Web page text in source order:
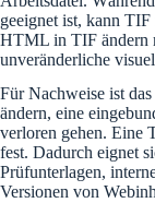
geeignet ist, kann
HTML in TIF ändern
unveränderliche
Für Nachweise ist
ändern, eine
verloren gehen. Eine
fest. Dadurch eignet
Prüfunterlagen,
Versionen von